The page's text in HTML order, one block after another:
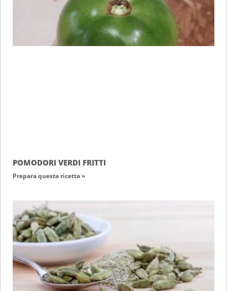
POMODORI VERDI FRITTI
Prepara questa ricetta »